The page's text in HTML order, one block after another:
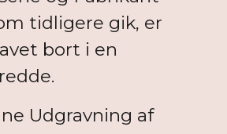
tidligere gik, er
bort i en
Udgravning af